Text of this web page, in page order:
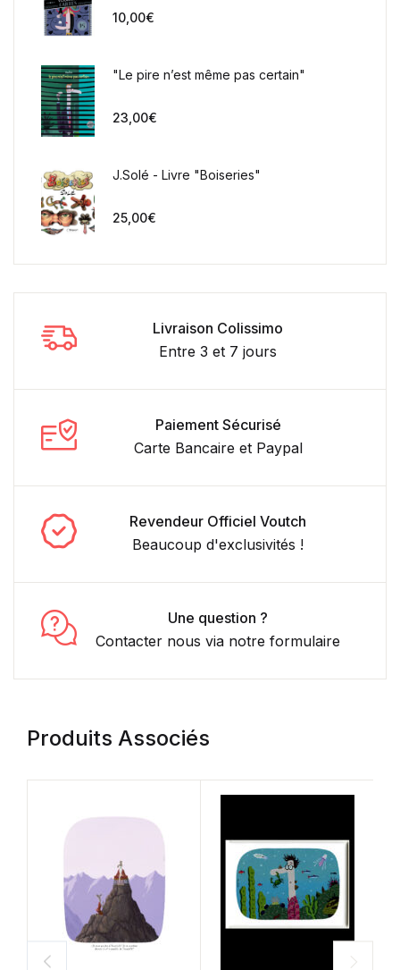
10,00€
"Le pire n’est même pas certain"
23,00€
J.Solé - Livre "Boiseries"
25,00€
Livraison Colissimo
Entre 3 et 7 jours
Paiement Sécurisé
Carte Bancaire et Paypal
Revendeur Officiel Voutch
Beaucoup d'exclusivités !
Une question ?
Contacter nous via notre formulaire
Produits Associés